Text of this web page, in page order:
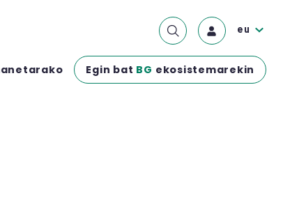
Egin bat BG ekosistemarekin
eu